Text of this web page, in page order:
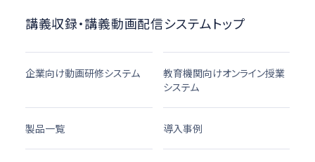
講義収録・講義動画配信システムトップ
企業向け動画研修システム
教育機関向けオンライン授業
システム
製品一覧 導入事例